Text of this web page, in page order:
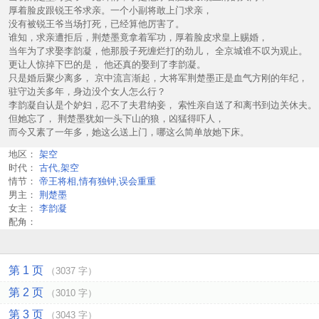
厚着脸皮跟锐王爷求亲。一个小副将敢上门求亲，
没有被锐王爷当场打死，已经算他厉害了。
谁知，求亲遭拒后，荆楚墨竟拿着军功，厚着脸皮求皇上赐婚，
当年为了求娶李韵凝，他那股子死缠烂打的劲儿， 全京城谁不叹为观止。
更让人惊掉下巴的是， 他还真的娶到了李韵凝。
只是婚后聚少离多， 京中流言渐起，大将军荆楚墨正是血气方刚的年纪，
驻守边关多年，身边没个女人怎么行？
李韵凝自认是个妒妇，忍不了夫君纳妾， 索性亲自送了和离书到边关休夫。
但她忘了， 荆楚墨犹如一头下山的狼，凶猛得吓人，
而今又素了一年多，她这么送上门，哪这么简单放她下床。
地区： 架空
时代： 古代,架空
情节： 帝王将相,情有独钟,误会重重
男主： 荆楚墨
女主： 李韵凝
配角：
第 1 页 （3037 字）
第 2 页 （3010 字）
第 3 页 （3043 字）